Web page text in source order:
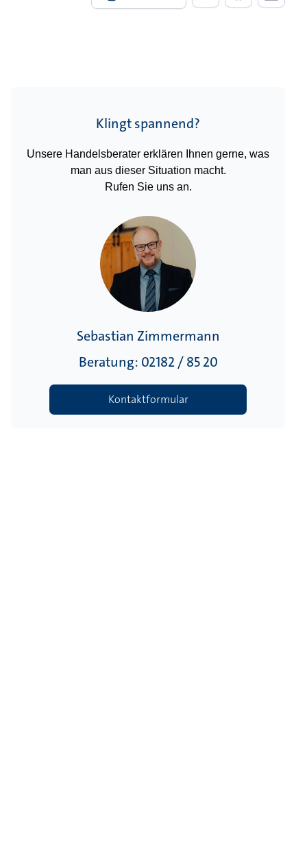
Klingt spannend?
Unsere Handelsberater erklären Ihnen gerne, was
man aus dieser Situation macht.
Rufen Sie uns an.
Sebastian Zimmermann
Beratung: 02182 / 85 20
Kontaktformular